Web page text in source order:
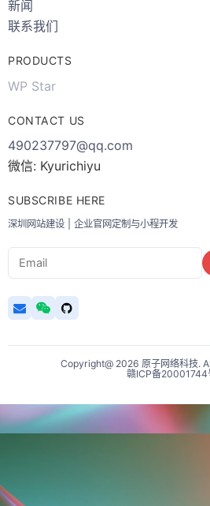
新闻
联系我们
PRODUCTS
WP Star
CONTACT US
490237797@qq.com
微信: Kyurichiyu
SUBSCRIBE HERE
深圳网站建设 | 企业官网定制与小程开发
Email
Copyright@ 2026 原子网络科技.
赣ICP备20001744